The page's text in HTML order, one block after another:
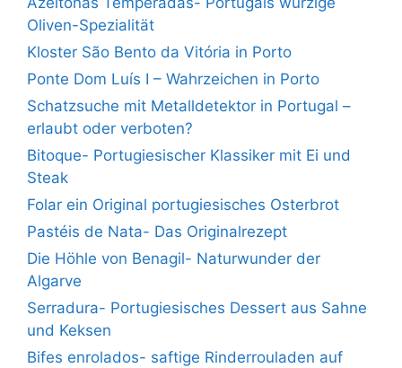
Oliven-Spezialität
Kloster São Bento da Vitória in Porto
Ponte Dom Luís I – Wahrzeichen in Porto
Schatzsuche mit Metalldetektor in Portugal –
erlaubt oder verboten?
Bitoque- Portugiesischer Klassiker mit Ei und
Steak
Folar ein Original portugiesisches Osterbrot
Pastéis de Nata- Das Originalrezept
Die Höhle von Benagil- Naturwunder der
Algarve
Serradura- Portugiesisches Dessert aus Sahne
und Keksen
Bifes enrolados- saftige Rinderrouladen auf